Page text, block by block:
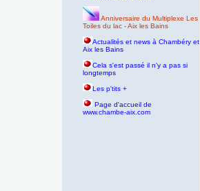
Anniversaire du Multiplexe Les
Toiles du lac - Aix les Bains
Actualités et news à Chambéry et
Aix les Bains
Cela s'est passé il n'y a pas si
longtemps
Les p'tits +
Page d'accueil de
www.chambe-aix.com